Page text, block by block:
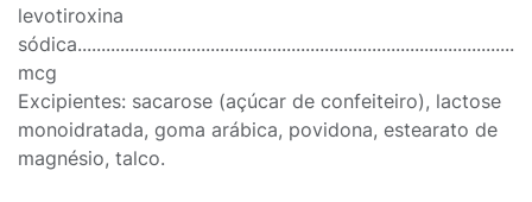
levotiroxina
mcg
Excipientes: sacarose (açúcar de confeiteiro), lactose
monoidratada, goma arábica, povidona, estearato de
magnésio, talco.